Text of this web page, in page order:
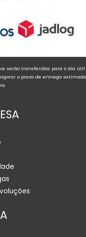
serão transferidas para o dia útil
o prazo de entrega estimado